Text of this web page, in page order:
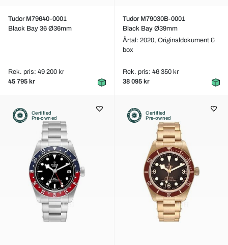
Tudor M79640-0001
Black Bay 36 Ø36mm
Rek. pris: 49 200 kr
45 795 kr
Tudor M79030B-0001
Black Bay Ø39mm
Årtal: 2020, Originaldokument &
box
Rek. pris: 46 350 kr
38 095 kr
Certified
Pre-owned
Certified
Pre-owned